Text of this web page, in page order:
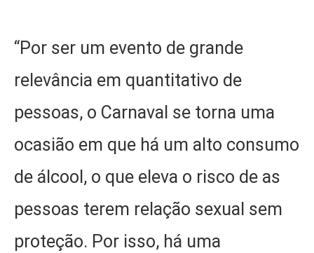
“Por ser um evento de grande
relevância em quantitativo de
pessoas, o Carnaval se torna uma
ocasião em que há um alto consumo
de álcool, o que eleva o risco de as
pessoas terem relação sexual sem
proteção. Por isso, há uma